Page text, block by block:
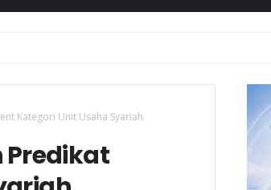
Kategori Unit Usaha Syariah
Predikat